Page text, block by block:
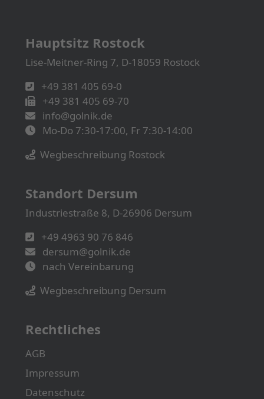
Hauptsitz Rostock
Lise-Meitner-Ring 7, D-18059 Rostock
+49 381 405 69-0
+49 381 405 69-70
info@golnik.de
Mo-Do 7:30-17:00, Fr 7:30-14:00
Wegbeschreibung Rostock
Standort Dersum
Industriestraße 8, D-26906 Dersum
+49 4963 90 76 846
dersum@golnik.de
nach Vereinbarung
Wegbeschreibung Dersum
Rechtliches
AGB
Impressum
Datenschutz